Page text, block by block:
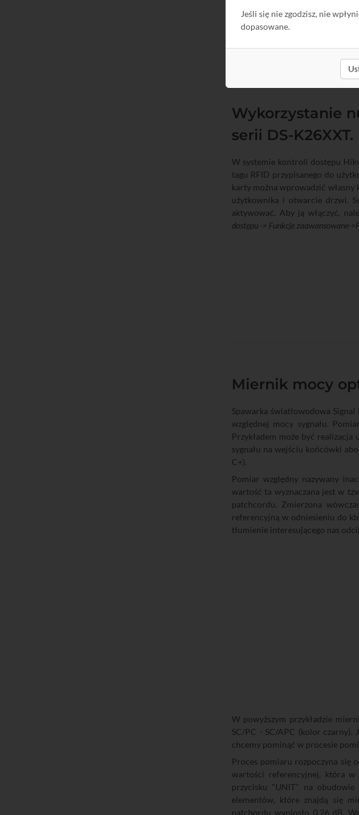
Jeśli się nie zgodzisz, nie
dopasowane.
Wykorzystanie
serii DS-K26XXT.
W systemie kontroli dostępu
tagu RFID przypisanego do
karty można wprowadzić
użytkownika i otwarcie drzwi.
aktywować. Aby ją włączyć,
dostępu -> Funkcje zaawansowane-
Miernik mocy
Spawarka światłowodowa Signal
względnej mocy sygnału.
Przykładem może być
sygnału na wejściu końcówki
C+).
Pomiar względny nazywany
wartość ta wyznaczana jest w
patchcordu. Zmierzona
referencyjną w odniesieniu do
tłumienie interesującego nas
W powyższym przykładzie
SC/PC - SC/APC (kolor czarny).
chcemy pominąć w procesie
Proces pomiaru rozpoczyna się
wartości referencyjnej, która w
przycisku "UNIT" na
elementów, które znajdą się
patchordu wyniosło 0,26 dB.